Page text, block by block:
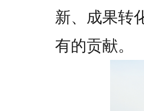
新、成果转
有的贡献。